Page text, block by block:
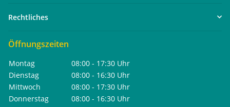
Rechtliches
Öffnungszeiten
Montag
08:00 - 17:30 Uhr
Dienstag
08:00 - 16:30 Uhr
Mittwoch
08:00 - 17:30 Uhr
Donnerstag
08:00 - 16:30 Uhr